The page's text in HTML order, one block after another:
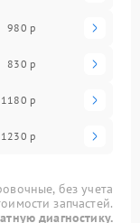
980 р
830 р
1180 р
1230 р
без учета
запчастей.
диагностику.